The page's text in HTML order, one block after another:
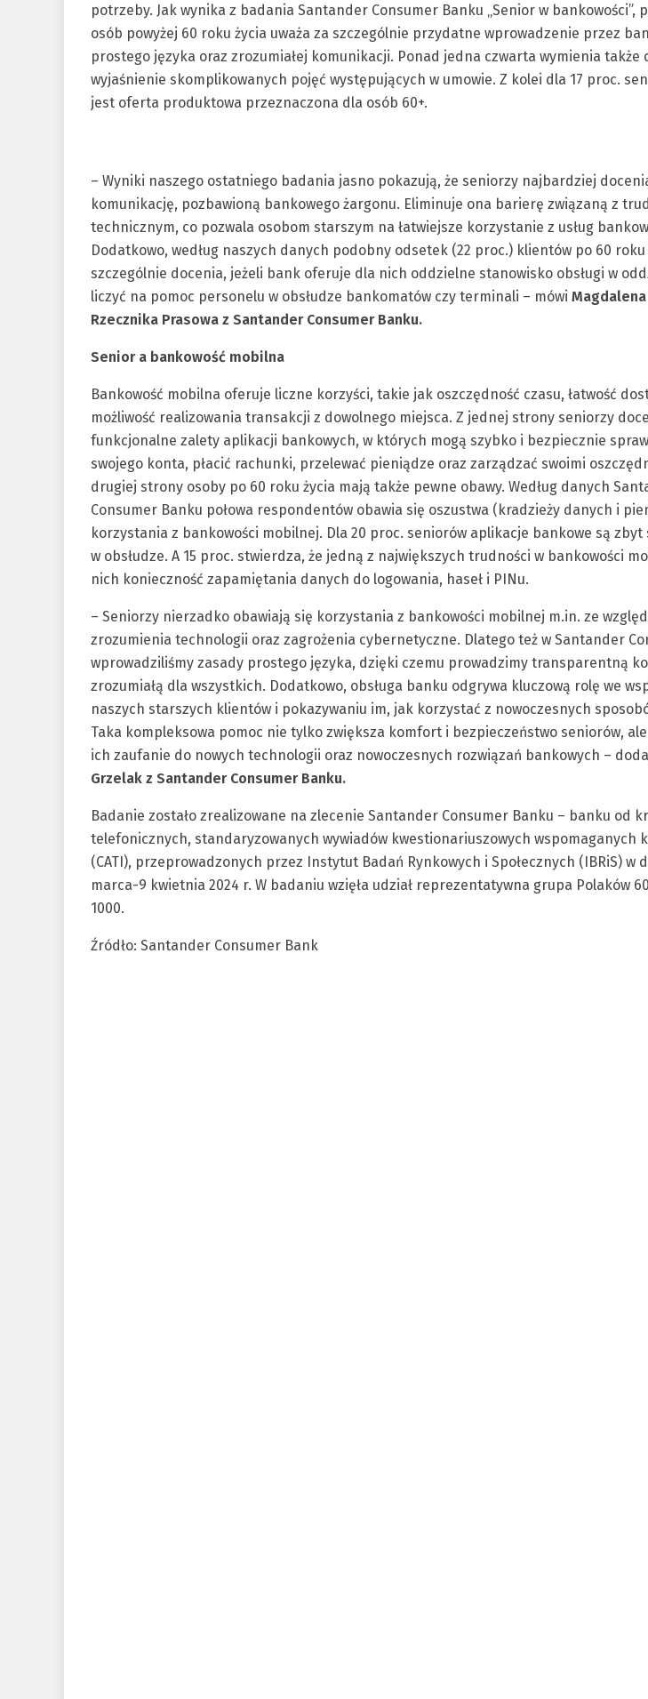
potrzeby. Jak wynika z badania Santander Consumer Banku „Senior w bankowości”,
osób powyżej 60 roku życia uważa za szczególnie przydatne wprowadzenie przez
prostego języka oraz zrozumiałej komunikacji. Ponad jedna czwarta wymienia także
wyjaśnienie skomplikowanych pojęć występujących w umowie. Z kolei dla 17 proc.
jest oferta produktowa przeznaczona dla osób 60+.
– Wyniki naszego ostatniego badania jasno pokazują, że seniorzy najbardziej
komunikację, pozbawioną bankowego żargonu. Eliminuje ona barierę związaną z
technicznym, co pozwala osobom starszym na łatwiejsze korzystanie z usług
Dodatkowo, według naszych danych podobny odsetek (22 proc.) klientów po 60 roku
szczególnie docenia, jeżeli bank oferuje dla nich oddzielne stanowisko obsługi w
liczyć na pomoc personelu w obsłudze bankomatów czy terminali – mówi
Rzecznika Prasowa z Santander Consumer Banku.
Senior a bankowość mobilna
Bankowość mobilna oferuje liczne korzyści, takie jak oszczędność czasu, łatwość
możliwość realizowania transakcji z dowolnego miejsca. Z jednej strony seniorzy
funkcjonalne zalety aplikacji bankowych, w których mogą szybko i bezpiecznie
swojego konta, płacić rachunki, przelewać pieniądze oraz zarządzać swoimi
drugiej strony osoby po 60 roku życia mają także pewne obawy. Według danych
Consumer Banku połowa respondentów obawia się oszustwa (kradzieży danych i
korzystania z bankowości mobilnej. Dla 20 proc. seniorów aplikacje bankowe są
w obsłudze. A 15 proc. stwierdza, że jedną z największych trudności w bankowości
nich konieczność zapamiętania danych do logowania, haseł i PINu.
– Seniorzy nierzadko obawiają się korzystania z bankowości mobilnej m.in. ze
zrozumienia technologii oraz zagrożenia cybernetyczne. Dlatego też w Santander
wprowadziliśmy zasady prostego języka, dzięki czemu prowadzimy transparentną
zrozumiałą dla wszystkich. Dodatkowo, obsługa banku odgrywa kluczową rolę we
naszych starszych klientów i pokazywaniu im, jak korzystać z nowoczesnych
Taka kompleksowa pomoc nie tylko zwiększa komfort i bezpieczeństwo seniorów,
ich zaufanie do nowych technologii oraz nowoczesnych rozwiązań bankowych –
Grzelak z Santander Consumer Banku.
Badanie zostało zrealizowane na zlecenie Santander Consumer Banku – banku od
telefonicznych, standaryzowanych wywiadów kwestionariuszowych wspomaganych
(CATI), przeprowadzonych przez Instytut Badań Rynkowych i Społecznych (IBRiS) w
marca-9 kwietnia 2024 r. W badaniu wzięła udział reprezentatywna grupa Polaków
1000.
Źródło: Santander Consumer Bank